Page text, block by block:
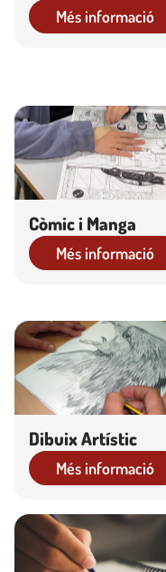
Més informació
Còmic i Manga
Més informació
Dibuix Artístic
Més informació